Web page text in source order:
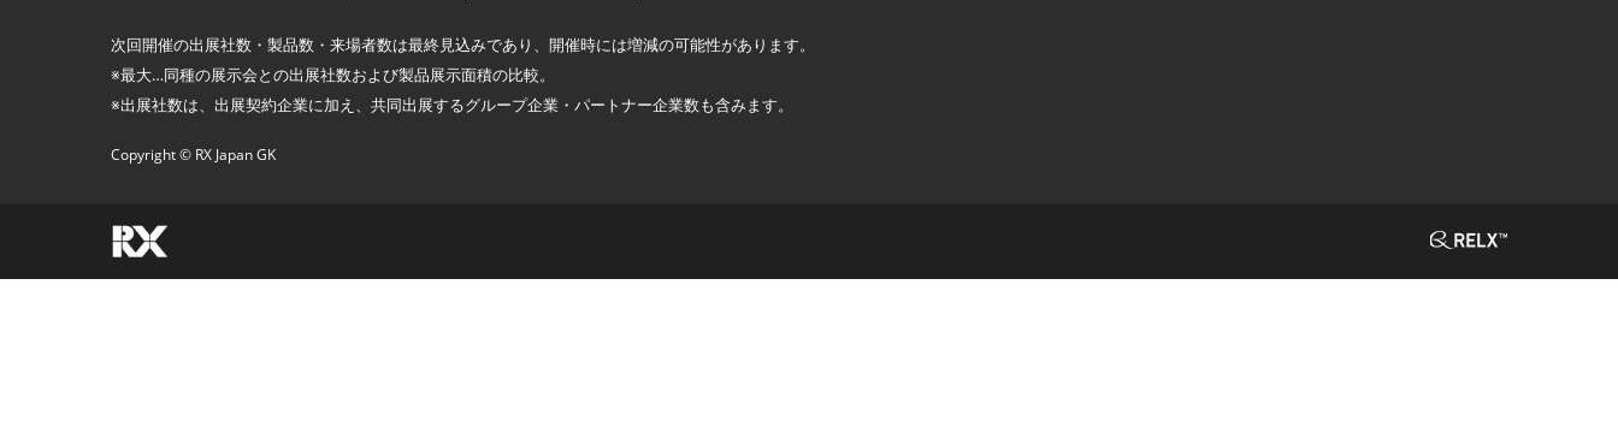
次回開催の出展社数・製品数・来場者数は最終見込みであり、開催時には増減の可能性があります。
※最大…同種の展示会との出展社数および製品展示面積の比較。
※出展社数は、出展契約企業に加え、共同出展するグループ企業・パートナー企業数も含みます。
Copyright © RX Japan GK